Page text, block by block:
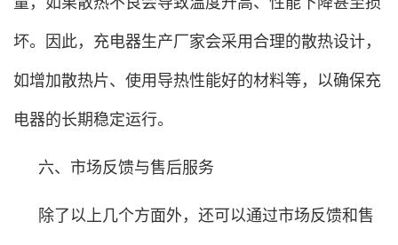
坏。因此，充电器生产厂家会采用合理的散热设计，
如增加散热片、使用导热性能好的材料等，以确保充
电器的长期稳定运行。
六、市场反馈与售后服务
除了以上几个方面外，还可以通过市场反馈和售